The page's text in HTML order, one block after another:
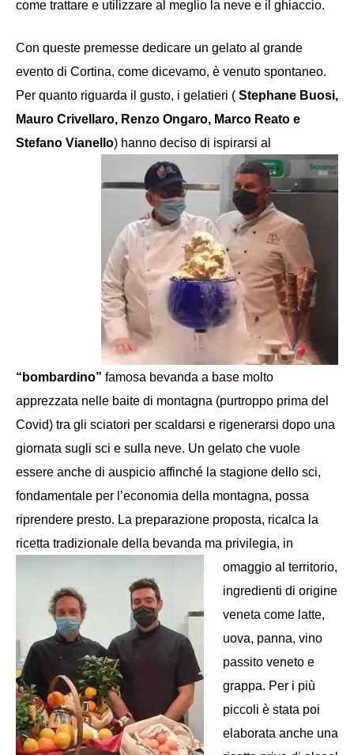
come trattare e utilizzare al meglio la neve e il ghiaccio.
Con queste premesse dedicare un gelato a l grande
evento di Cortina, come dicevamo, è venuto spontaneo.
Per quanto riguarda il gusto, i gelatieri ( Stephane Buosi,
Mauro Crivellaro, Renzo Ongaro, Marco Reato e
Stefano Vianello) hanno deciso di ispirarsi al
“bombardino” famosa bevanda a base molto
apprezzata nelle baite di montagna (purtroppo prima del
Covid) tra gli sciatori per scaldarsi e rigenerarsi dopo una
giornata sugli sci e sulla neve. Un gelato che vuole
essere anche di auspicio affinché la stagione dello sci,
fondamentale per l’economia della montagna, possa
riprendere presto. La preparazione proposta, ricalca la
ricetta tradizionale della bevanda ma privilegia, in
omaggio al territorio,
ingredienti di origine
veneta come latte,
uova, panna, vino
passito veneto e
grappa. Per i più
piccoli è stata poi
elaborata anche una